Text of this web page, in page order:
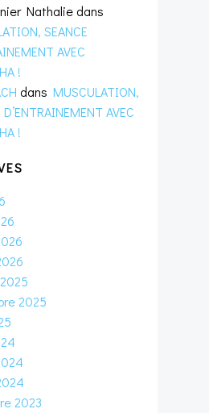
Nathalie dans
SEANCE
AVEC
!
dans MUSCULATION,
AVEC
!
2025
2023